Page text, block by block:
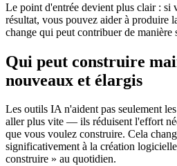
Le point d'entrée devient plus clair : si
résultat, vous pouvez aider à produire
change qui peut contribuer de manière
Qui peut construire
nouveaux et élargis
Les outils IA n'aident pas seulement
aller plus vite — ils réduisent l'effort
que vous voulez construire. Cela
significativement à la création
construire » au quotidien.